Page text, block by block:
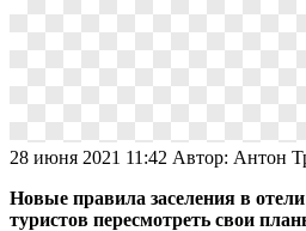
28 июня 2021 11:42 Автор: Антон
Новые правила заселения в
туристов пересмотреть свои